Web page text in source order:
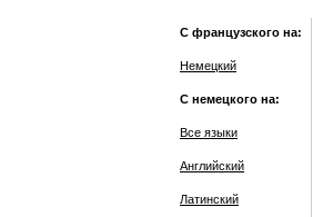
С французского на:
Немецкий
С немецкого на:
Все языки
Английский
Латинский